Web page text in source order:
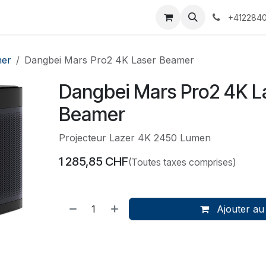
Événements Services
Dangbei Mars Pro2 4K Laser Beamer
Dangbei Mars Pro2 4K
Beamer
Projecteur Lazer 4K 2450 Lumen
1 285,85 CHF(Toutes taxes comprises)
Ajouter